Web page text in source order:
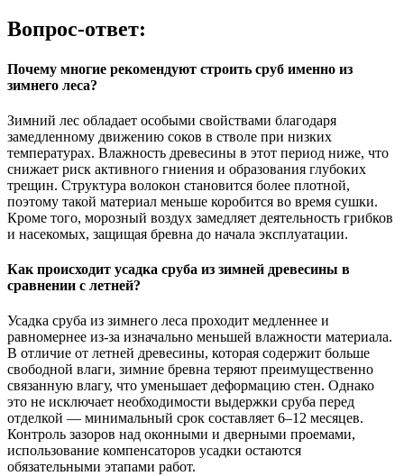
Вопрос-ответ:
Почему многие рекомендуют строить сруб именно из
зимнего леса?
Зимний лес обладает особыми свойствами благодаря
замедленному движению соков в стволе при низких
температурах. Влажность древесины в этот период ниже, что
снижает риск активного гниения и образования глубоких
трещин. Структура волокон становится более плотной,
поэтому такой материал меньше коробится во время сушки.
Кроме того, морозный воздух замедляет деятельность грибков
и насекомых, защищая бревна до начала эксплуатации.
Как происходит усадка сруба из зимней древесины в
сравнении с летней?
Усадка сруба из зимнего леса проходит медленнее и
равномернее из-за изначально меньшей влажности материала.
В отличие от летней древесины, которая содержит больше
свободной влаги, зимние бревна теряют преимущественно
связанную влагу, что уменьшает деформацию стен. Однако
это не исключает необходимости выдержки сруба перед
отделкой — минимальный срок составляет 6–12 месяцев.
Контроль зазоров над оконными и дверными проемами,
использование компенсаторов усадки остаются
обязательными этапами работ.